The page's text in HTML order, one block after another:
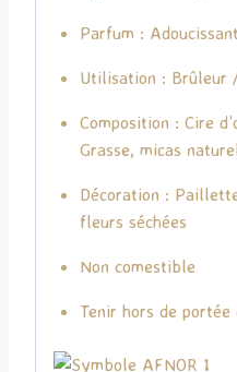
Parfum : Adoucissant
Utilisation : Brûleur
Composition : Cire
Grasse, micas
Décoration :
fleurs séchées
Non comestible
Tenir hors de portée